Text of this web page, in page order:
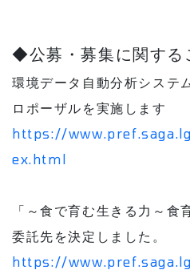
◆公募・募集に関する
環境データ自動分析システ
ロポーザルを実施します
https://
ex.html
「～食で育む生きる力～食
委託先を決定しました。
https://